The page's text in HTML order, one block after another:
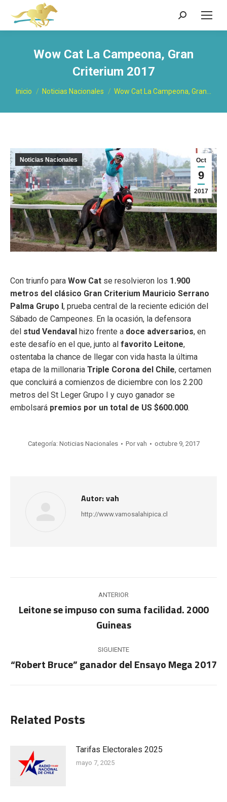
Buscar:
Wow Cat La Campeona, Gran
Criterium 2017
Estás aquí:
Inicio Noticias Nacionales Wow Cat La Campeona, Gran…
Oct
9
2017
Noticias Nacionales
Con triunfo para Wow Cat se resolvieron los 1.900
metros del clásico Gran Criterium Mauricio Serrano
Palma Grupo I, prueba central de la reciente edición del
Sábado de Campeones. En la ocasión, la defensora
del stud Vendaval hizo frente a doce adversarios, en
este desafío en el que, junto al favorito Leitone,
ostentaba la chance de llegar con vida hasta la última
etapa de la millonaria Triple Corona del Chile, certamen
que concluirá a comienzos de diciembre con los 2.200
metros del St Leger Grupo I y cuyo ganador se
embolsará premios por un total de US $600.000.
Categoría: Noticias Nacionales Porvah octubre 9, 2017
Autor:vah
http://www.vamosalahipica.cl
entre
publicaciones
ANTERIOR
anterior:
Leitone se impuso con suma facilidad. 2000
Guineas
SIGUIENTE
Publicación
“Robert Bruce” ganador del Ensayo Mega 2017
Related Posts
Tarifas Electorales 2025
mayo 7, 2025